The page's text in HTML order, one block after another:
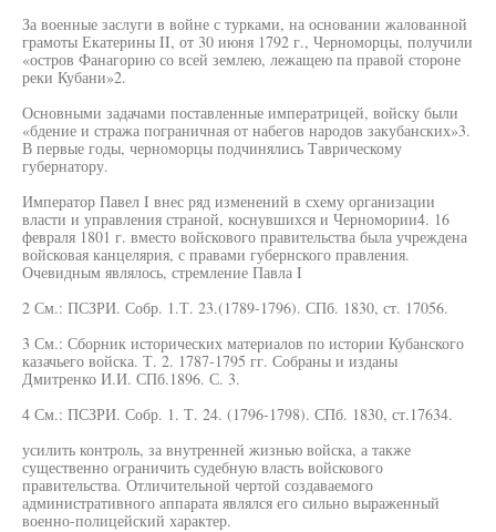
За военные заслуги в войне с турками, на основании жалованной
грамоты Екатерины II, от 30 июня 1792 г., Черноморцы, получили
«остров Фанагорию со всей землею, лежащею па правой стороне
реки Кубани»2.
Основными задачами поставленные императрицей, войску были
«бдение и стража пограничная от набегов народов закубанских»3.
В первые годы, черноморцы подчинялись Таврическому
губернатору.
Император Павел I внес ряд изменений в схему организации
власти и управления страной, коснувшихся и Черномории4. 16
февраля 1801 г. вместо войскового правительства была учреждена
войсковая канцелярия, с правами губернского правления.
Очевидным являлось, стремление Павла I
2 См.: ПСЗРИ. Собр. 1.Т. 23.(1789-1796). СПб. 1830, ст. 17056.
3 См.: Сборник исторических материалов по истории Кубанского
казачьего войска. Т. 2. 1787-1795 гг. Собраны и изданы
Дмитренко И.И. СПб.1896. С. 3.
4 См.: ПСЗРИ. Собр. 1. Т. 24. (1796-1798). СПб. 1830, ст.17634.
усилить контроль, за внутренней жизнью войска, а также
существенно ограничить судебную власть войскового
правительства. Отличительной чертой создаваемого
административного аппарата являлся его сильно выраженный
военно-полицейский характер.